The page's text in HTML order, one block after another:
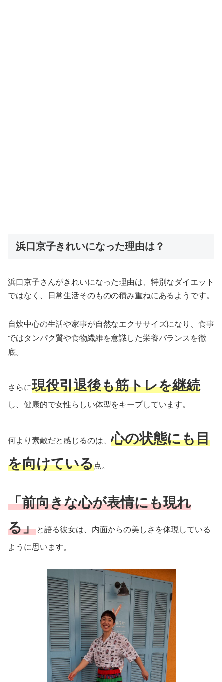
浜口京子きれいになった理由は？
浜口京子さんがきれいになった理由は、特別なダイエット
ではなく、日常生活そのものの積み重ねにあるようです。
自炊中心の生活や家事が自然なエクササイズになり、食事
ではタンパク質や食物繊維を意識した栄養バランスを徹
底。
さらに現役引退後も筋トレを継続
し、健康的で女性らしい体型をキープしています。
何より素敵だと感じるのは、心の状態にも目
を向けている点。
「前向きな心が表情にも現れ
る」と語る彼女は、内面からの美しさを体現している
ように思います。